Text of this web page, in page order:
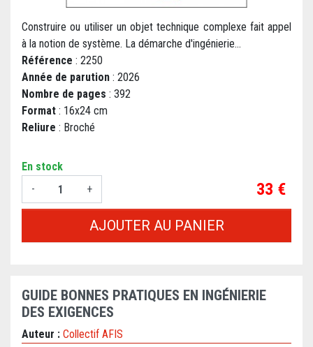
Construire ou utiliser un objet technique complexe fait appel
à la notion de système. La démarche d'ingénierie...
Référence : 2250
Année de parution : 2026
Nombre de pages : 392
Format : 16x24 cm
Reliure : Broché
En stock
-
+ Prix
33 €
AJOUTER AU PANIER
GUIDE BONNES PRATIQUES EN INGÉNIERIE
DES EXIGENCES
Auteur : Collectif AFIS